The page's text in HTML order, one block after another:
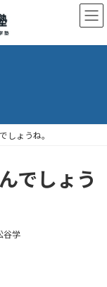
しょうね。
でしょう
谷学